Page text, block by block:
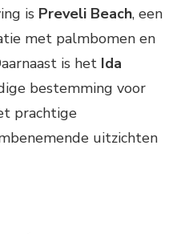
is Preveli Beach, een
met palmbomen en
is het Ida
bestemming voor
prachtige
uitzichten